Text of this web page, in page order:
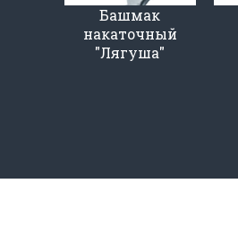
Башмак
накаточный
"Лягуша"